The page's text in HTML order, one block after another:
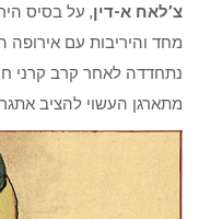
צ’לאח א-דין, על בסיס
מחד והיריבות עם אירופה
נתחדדה לאחר קרב קרני
מתארגן העשוי להציב